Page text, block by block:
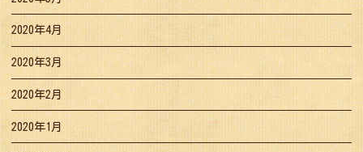
2020年4月
2020年3月
2020年2月
2020年1月